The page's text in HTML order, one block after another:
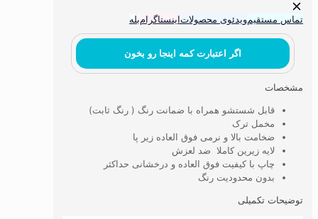
تماس مستقیمویدئوی محصولاتاینستاگرامبله
اگر اعتبارت کمه اینجا رو بخون
مشخصات
قابل شستشو همراه با ضمانت رنگ ( رنگ ثابت)
مخمل ترک
ضخامت بالا و نرمی فوق العاده زیر پا
لایه زیرین کاملا ضد لعزش
چاپ با کیفیت فوق العاده و درخشانی حداکثر
بدون محدودیت رنگ
توضیحات تکمیلی